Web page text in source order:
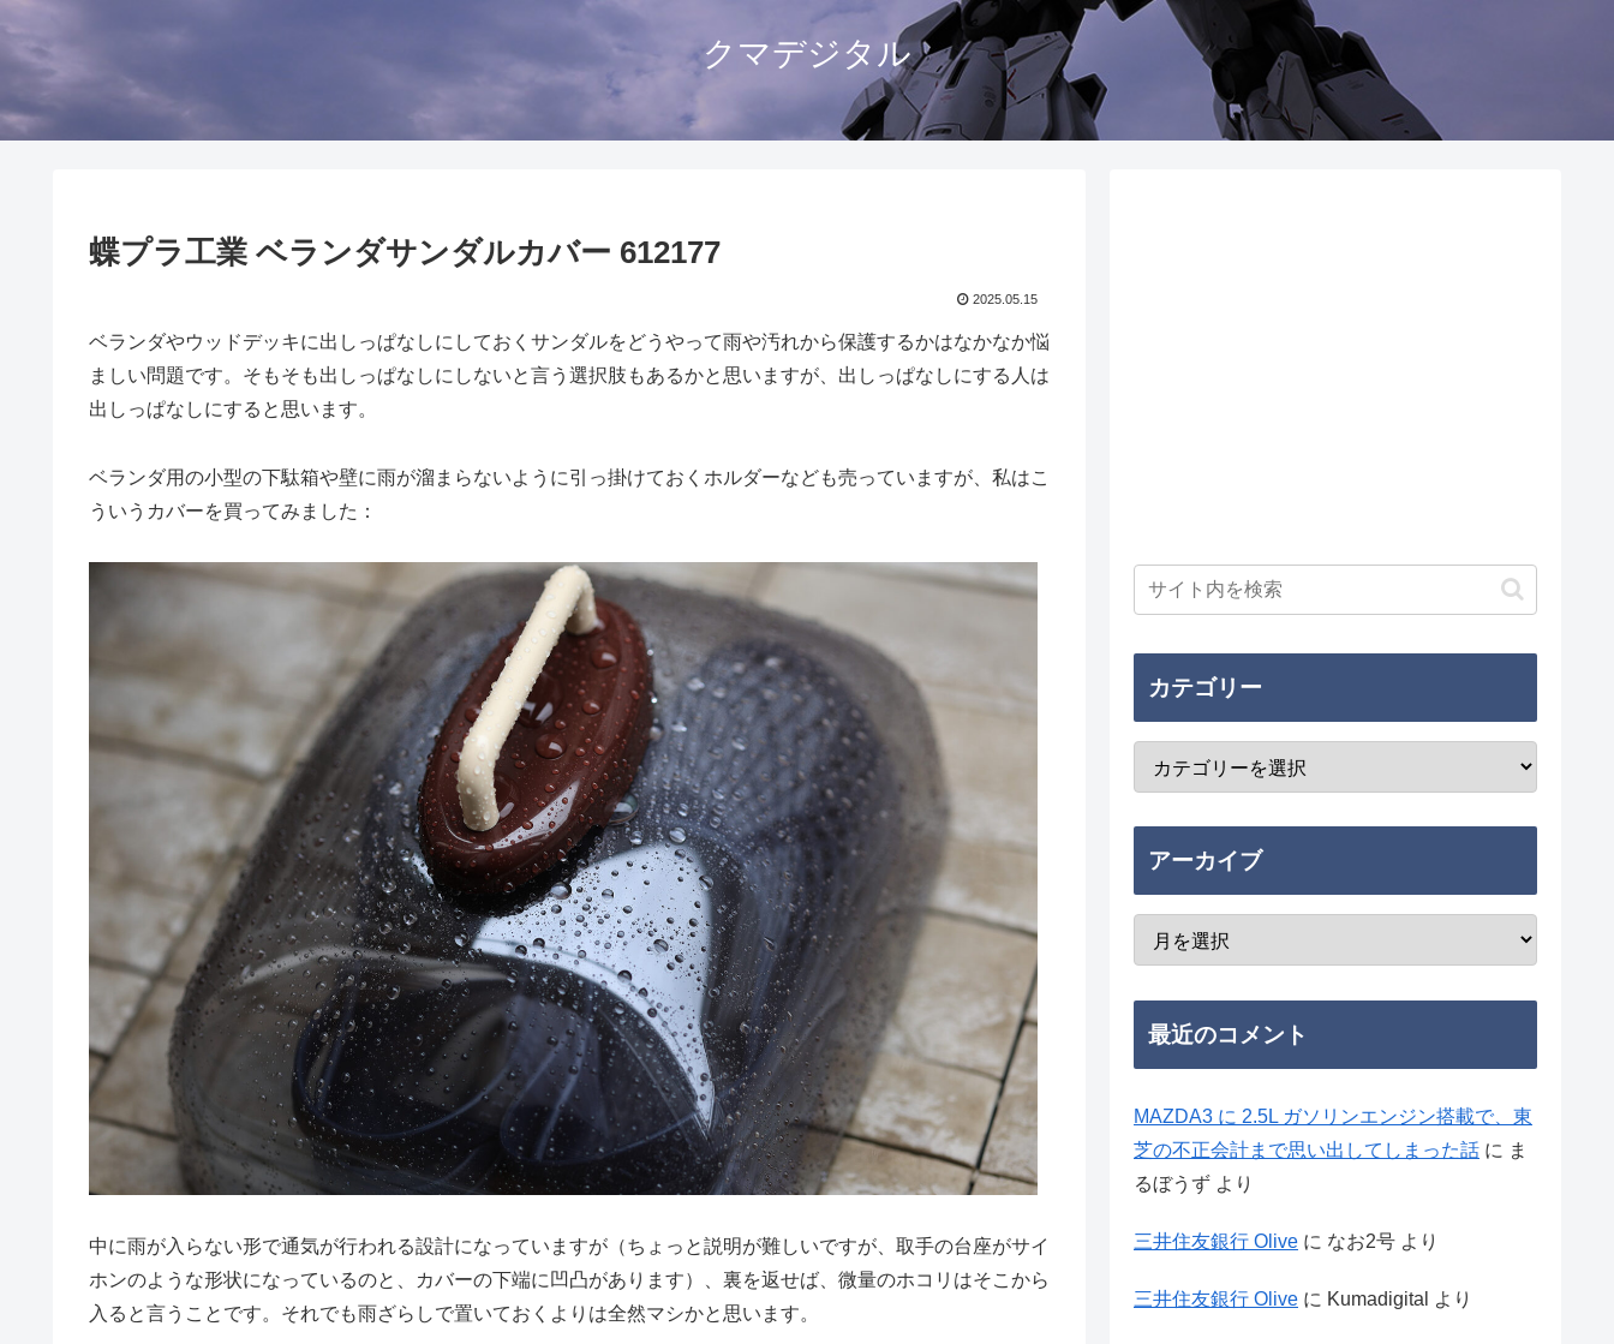
クマデジタル
蝶プラ工業 ベランダサンダルカバー 612177
2025.05.15
ベランダやウッドデッキに出しっぱなしにしておくサンダルをどうやって雨や汚れから保護するかはなかなか悩
ましい問題です。そもそも出しっぱなしにしないと言う選択肢もあるかと思いますが、出しっぱなしにする人は
出しっぱなしにすると思います。
ベランダ用の小型の下駄箱や壁に雨が溜まらないように引っ掛けておくホルダーなども売っていますが、私はこ
ういうカバーを買ってみました：
中に雨が入らない形で通気が行われる設計になっていますが（ちょっと説明が難しいですが、取手の台座がサイ
ホンのような形状になっているのと、カバーの下端に凹凸があります）、裏を返せば、微量のホコリはそこから
入ると言うことです。それでも雨ざらしで置いておくよりは全然マシかと思います。
カテゴリー
アーカイブ
最近のコメント
MAZDA3 に 2.5L ガソリンエンジン搭載で、東
芝の不正会計まで思い出してしまった話 に ま
るぼうず より
三井住友銀行 Olive に なお2号 より
三井住友銀行 Olive に Kumadigital より